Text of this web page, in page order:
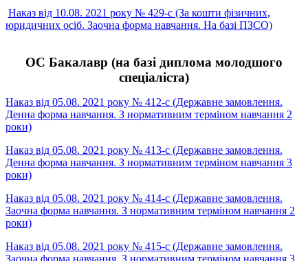
Наказ від 10.08. 2021 року № 429-с (За кошти фізичних,
юридичних осіб. Заочна форма навчання. На базі ПЗСО)
ОC Бакалавр (на базі диплома молодшого
спеціаліста)
Наказ від 05.08. 2021 року № 412-с (Державне замовлення.
Денна форма навчання. З нормативним терміном навчання 2
роки)
Наказ від 05.08. 2021 року № 413-с (Державне замовлення.
Денна форма навчання. З нормативним терміном навчання 3
роки)
Наказ від 05.08. 2021 року № 414-с (Державне замовлення.
Заочна форма навчання. З нормативним терміном навчання 2
роки)
Наказ від 05.08. 2021 року № 415-с (Державне замовлення.
Заочна форма навчання. З нормативним терміном навчання 3